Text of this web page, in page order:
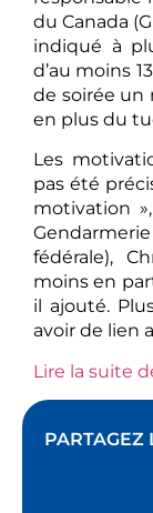
du Canada
indiqué à
d’au moins
de soirée un
en plus du
Les
pas été
motivation
fédérale),
moins en
il ajouté.
avoir de lien
Lire la suite
PARTAGEZ